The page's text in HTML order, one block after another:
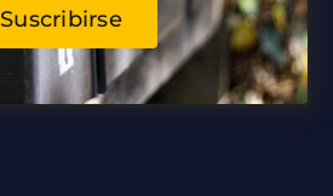
Suscribirse